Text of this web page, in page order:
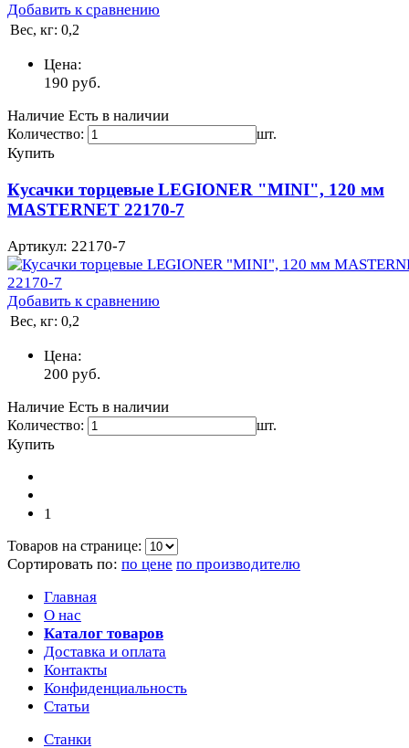
Добавить к сравнению
Вес, кг: 0,2
Цена:
190 руб.
Наличие Есть в наличии
Количество: шт.
Купить
Кусачки торцевые LEGIONER "MINI", 120 мм
MASTERNET 22170-7
Артикул: 22170-7
Добавить к сравнению
Вес, кг: 0,2
Цена:
200 руб.
Наличие Есть в наличии
Количество: шт.
Купить
1
Товаров на странице:
Сортировать по: по цене по производителю
Главная
О нас
Каталог товаров
Доставка и оплата
Контакты
Конфиденциальность
Статьи
Станки